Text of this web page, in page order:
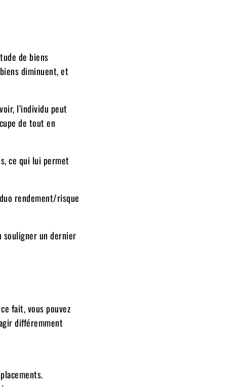
de biens
diminuent, et
l’individu peut
de tout en
ce qui lui permet
rendement/risque
souligner un dernier
fait, vous pouvez
différemment